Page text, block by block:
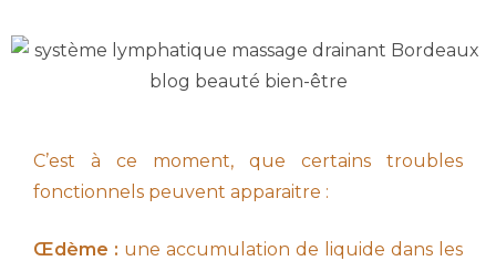
C’est à ce moment, que certains troubles
fonctionnels peuvent apparaitre :
Œdème : une accumulation de liquide dans les